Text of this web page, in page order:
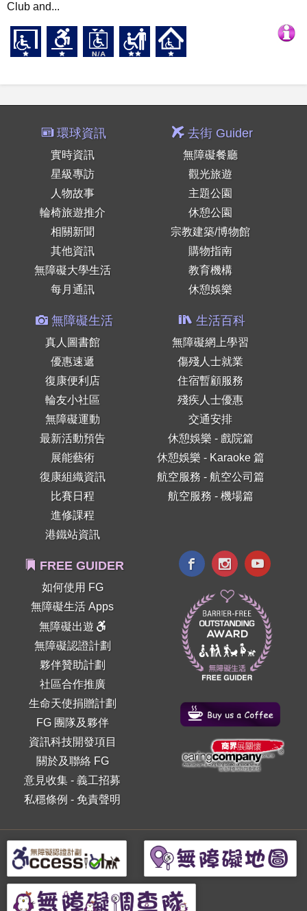
Club and...
環球資訊
實時資訊
星級專訪
人物故事
輪椅旅遊推介
相關新聞
其他資訊
無障礙大學生活
每月通訊
去街 Guider
無障礙餐廳
觀光旅遊
主題公園
休憩公園
宗教建築/博物館
購物指南
教育機構
休憩娛樂
無障礙生活
真人圖書館
優惠速遞
復康便利店
輪友小社區
無障礙運動
最新活動預告
展能藝術
復康組織資訊
比賽日程
進修課程
港鐵站資訊
生活百科
無障礙網上學習
傷殘人士就業
住宿暫顧服務
殘疾人士優惠
交通安排
休憩娛樂 - 戲院篇
休憩娛樂 - Karaoke 篇
航空服務 - 航空公司篇
航空服務 - 機場篇
FREE GUIDER
如何使用 FG
無障礙生活 Apps
無障礙出遊
無障礙認證計劃
夥伴贊助計劃
社區合作推廣
生命天使捐贈計劃
FG 團隊及夥伴
資訊科技開發項目
關於及聯絡 FG
意見收集 -義工招募
私穩條例 - 免責聲明